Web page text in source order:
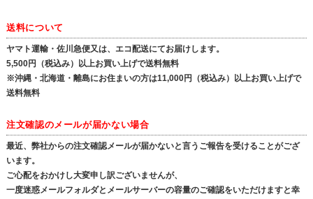
送料について
ヤマト運輸・佐川急便又は、エコ配送にてお届けします。
5,500円（税込み）以上お買い上げで送料無料
※沖縄・北海道・離島にお住まいの方は11,000円（税込み）以上お買い上げで
送料無料
注文確認のメールが届かない場合
最近、弊社からの注文確認メールが届かないと言うご報告を受けることがござ
います。
ご心配をおかけし大変申し訳ございませんが、
一度迷惑メールフォルダとメールサーバーの容量のご確認をいただけますと幸